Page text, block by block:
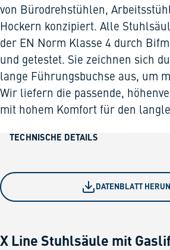
von Bürodrehstühlen,
Hockern konzipiert. Alle
der EN Norm Klasse 4 durch
und getestet. Sie zeichnen sich
lange Führungsbuchse aus, um
Wir liefern die passende,
mit hohem Komfort für den
TECHNISCHE DETAILS
DATENBLATT
X Line Stuhlsäule mit